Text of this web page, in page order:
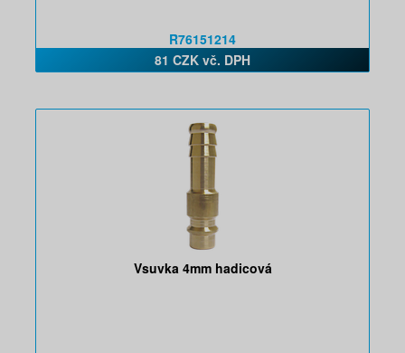
R76151214
81 CZK vč. DPH
Vsuvka 4mm hadicová